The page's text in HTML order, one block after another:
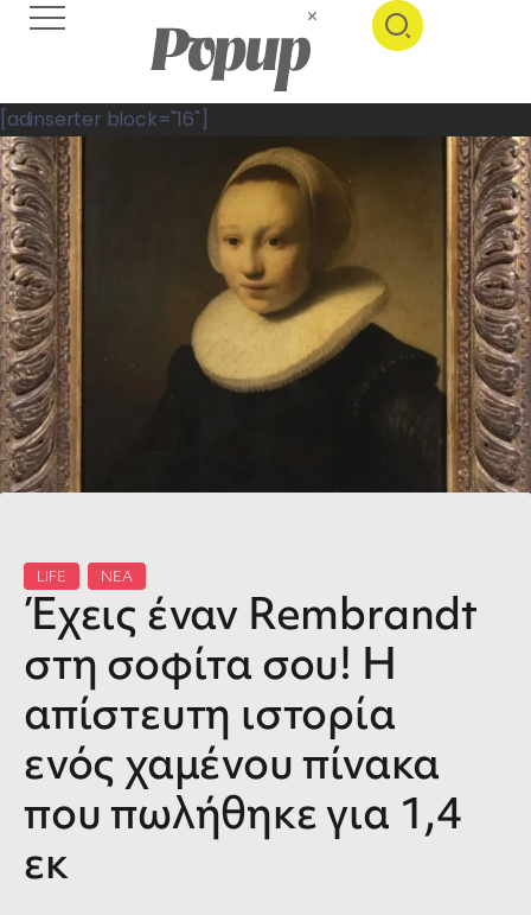
[adinserter block="16"]
LIFE ΝΕΑ
Έχεις έναν Rembrandt
στη σοφίτα σου! Η
απίστευτη ιστορία
ενός χαμένου πίνακα
που πωλήθηκε για 1,4
εκ